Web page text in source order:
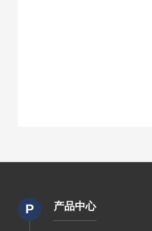
P 产品中心